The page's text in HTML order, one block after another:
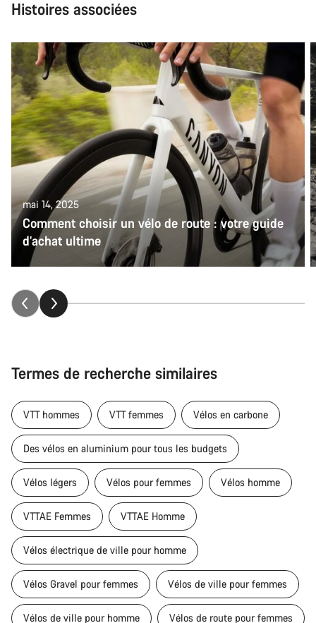
Histoires associées
mai 14, 2025
Comment choisir un vélo de route : votre guide
d’achat ultime
Termes de recherche similaires
VTT hommes VTT femmes Vélos en carbone
Des vélos en aluminium pour tous les budgets
Vélos légers Vélos pour femmes Vélos homme
VTTAE Femmes VTTAE Homme
Vélos électrique de ville pour homme
Vélos Gravel pour femmes Vélos de ville pour femmes
Vélos de ville pour homme Vélos de route pour femmes